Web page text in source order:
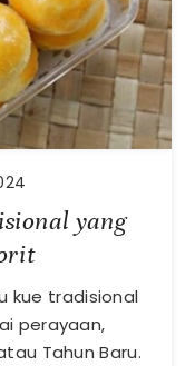
yang
kue tradisional
perayaan,
Tahun Baru.